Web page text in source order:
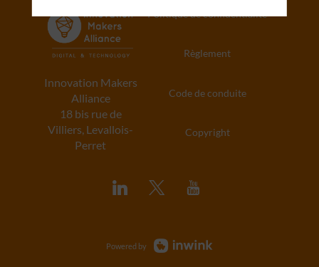
Innovation Makers
Alliance
18 bis rue de
Villiers, Levallois-
Perret
Politique de confidentialité
Règlement
Code de conduite
Copyright
Powered by